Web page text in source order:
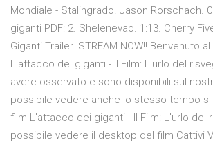
Mondiale - Stalingrado. Jason Rorschach.
giganti PDF: 2. Shelenevao. 1:13. Cherry
Giganti Trailer. STREAM NOW!! Benvenuto
L'attacco dei giganti - Il Film: L'urlo del
avere osservato e sono disponibili sul
possibile vedere anche lo stesso tempo
film L'attacco dei giganti - Il Film: L'urlo del
possibile vedere il desktop del film Cattivi